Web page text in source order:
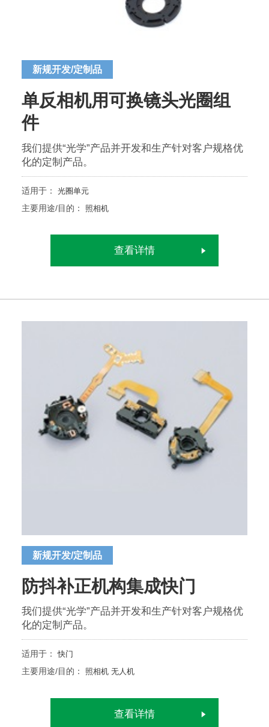
新规开发/定制品
单反相机用可换镜头光圈组
件
我们提供“光学”产品并开发和生产针对客户规格优
化的定制产品。
适用于： 光圈单元
主要用途/目的： 照相机
查看详情
新规开发/定制品
防抖补正机构集成快门
我们提供“光学”产品并开发和生产针对客户规格优
化的定制产品。
适用于：快门
主要用途/目的： 照相机 无人机
查看详情